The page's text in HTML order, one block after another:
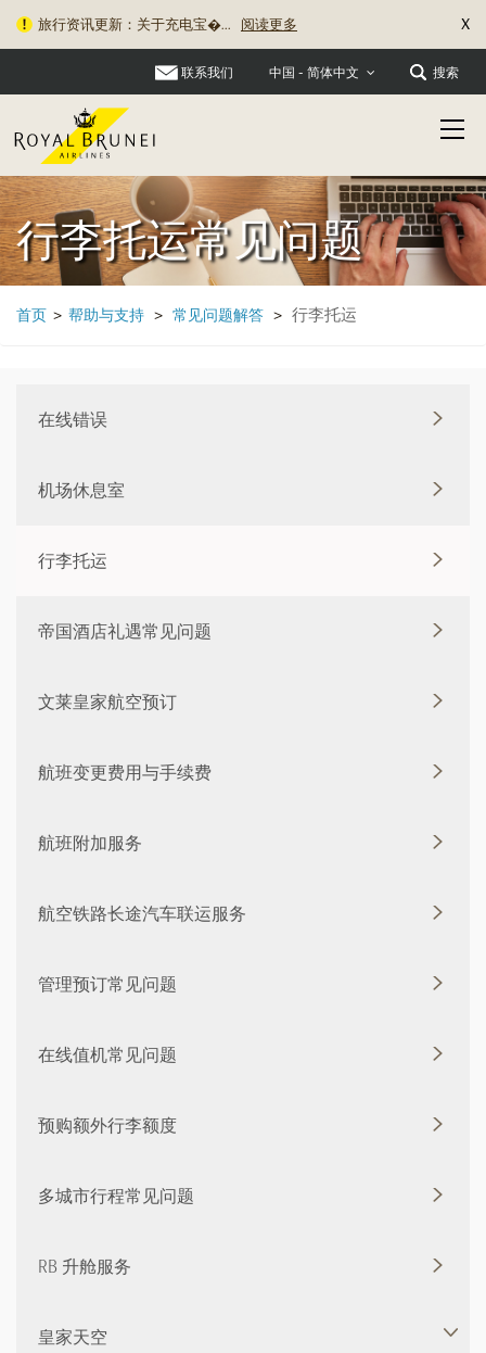
旅行资讯更新：关于充电宝�... 阅读更多 X
联系我们 中国 - 简体中文 搜索
行李托运常见问题
首页 > 帮助与支持 > 常见问题解答 > 行李托运
在线错误
机场休息室
行李托运
帝国酒店礼遇常见问题
文莱皇家航空预订
航班变更费用与手续费
航班附加服务
航空铁路长途汽车联运服务
管理预订常见问题
在线值机常见问题
预购额外行李额度
多城市行程常见问题
RB 升舱服务
皇家天空